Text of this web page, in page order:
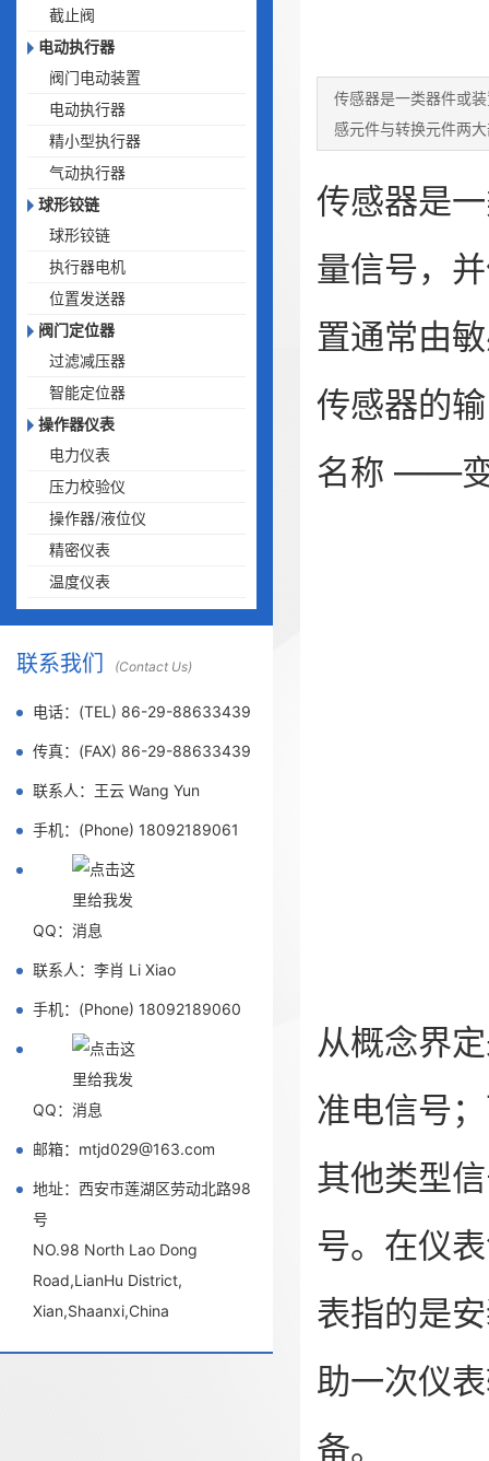
截止阀
电动执行器
阀门电动装置
电动执行器
精小型执行器
气动执行器
球形铰链
球形铰链
执行器电机
位置发送器
阀门定位器
过滤减压器
智能定位器
操作器仪表
电力仪表
压力校验仪
操作器/液位仪
精密仪表
温度仪表
联系我们 (Contact Us)
电话：(TEL) 86-29-88633439
传真：(FAX) 86-29-88633439
联系人：王云 Wang Yun
手机：(Phone) 18092189061
QQ：
联系人：李肖 Li Xiao
手机：(Phone) 18092189060
QQ：
邮箱：mtjd029@163.com
地址：西安市莲湖区劳动北路98
号
NO.98 North Lao Dong
Road,LianHu District,
Xian,Shaanxi,China
传感器是一类器件或
感元件与转换元件两
传感器是
量信号，
置通常由
传感器的
名称 ——
从概念界
准电信号
其他类型
号。在仪
表指的是
助一次仪
备。